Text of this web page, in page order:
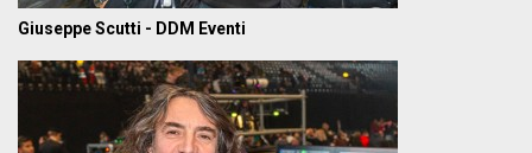
Giuseppe Scutti - DDM Eventi